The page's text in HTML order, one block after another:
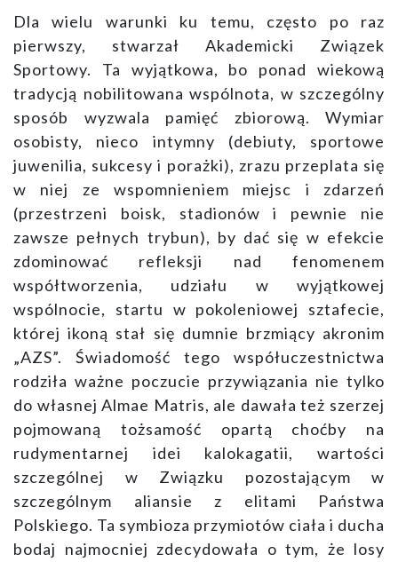
Dla wielu warunki ku temu, często po raz
pierwszy, stwarzał Akademicki Związek
Sportowy. Ta wyjątkowa, bo ponad wiekową
tradycją nobilitowana wspólnota, w szczególny
sposób wyzwala pamięć zbiorową. Wymiar
osobisty, nieco intymny (debiuty, sportowe
juwenilia, sukcesy i porażki), zrazu przeplata się
w niej ze wspomnieniem miejsc i zdarzeń
(przestrzeni boisk, stadionów i pewnie nie
zawsze pełnych trybun), by dać się w efekcie
zdominować refleksji nad fenomenem
współtworzenia, udziału w wyjątkowej
wspólnocie, startu w pokoleniowej sztafecie,
której ikoną stał się dumnie brzmiący akronim
„AZS”. Świadomość tego współuczestnictwa
rodziła ważne poczucie przywiązania nie tylko
do własnej Almae Matris, ale dawała też szerzej
pojmowaną tożsamość opartą choćby na
rudymentarnej idei kalokagatii, wartości
szczególnej w Związku pozostającym w
szczególnym aliansie z elitami Państwa
Polskiego. Ta symbioza przymiotów ciała i ducha
bodaj najmocniej zdecydowała o tym, że losy